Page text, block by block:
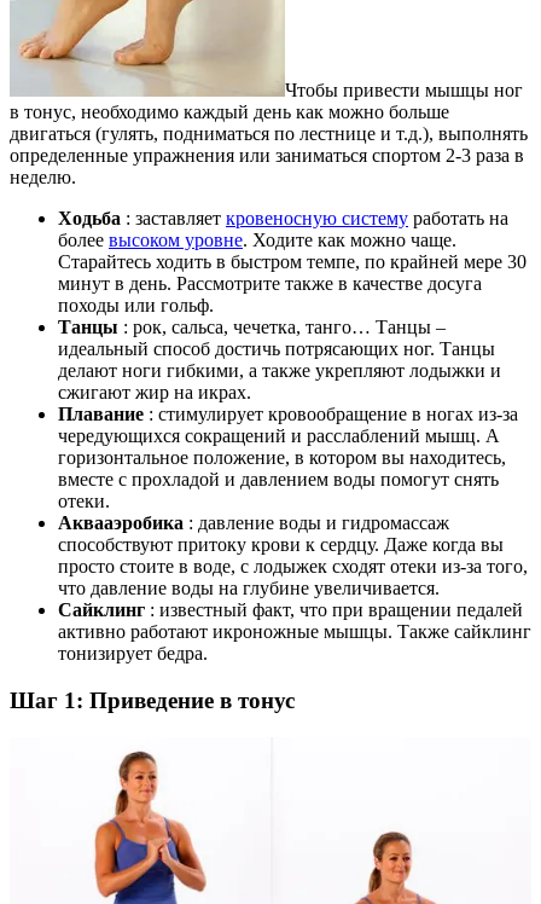
Чтобы привести мышцы ног
в тонус, необходимо каждый день как можно больше
двигаться (гулять, подниматься по лестнице и т.д.), выполнять
определенные упражнения или заниматься спортом 2-3 раза в
неделю.
Ходьба : заставляет кровеносную систему работать на
более высоком уровне. Ходите как можно чаще.
Старайтесь ходить в быстром темпе, по крайней мере 30
минут в день. Рассмотрите также в качестве досуга
походы или гольф.
Танцы : рок, сальса, чечетка, танго… Танцы –
идеальный способ достичь потрясающих ног. Танцы
делают ноги гибкими, а также укрепляют лодыжки и
сжигают жир на икрах.
Плавание : стимулирует кровообращение в ногах из-за
чередующихся сокращений и расслаблений мышц. А
горизонтальное положение, в котором вы находитесь,
вместе с прохладой и давлением воды помогут снять
отеки.
Аквааэробика : давление воды и гидромассаж
способствуют притоку крови к сердцу. Даже когда вы
просто стоите в воде, с лодыжек сходят отеки из-за того,
что давление воды на глубине увеличивается.
Сайклинг : известный факт, что при вращении педалей
активно работают икроножные мышцы. Также сайклинг
тонизирует бедра.
Шаг 1: Приведение в тонус